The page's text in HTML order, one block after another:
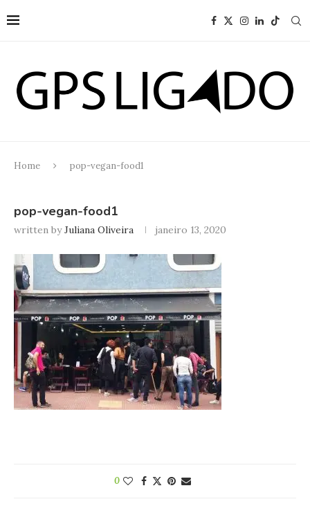
Home pop-vegan-food1
pop-vegan-food1
written byJuliana Oliveira janeiro 13, 2020
0